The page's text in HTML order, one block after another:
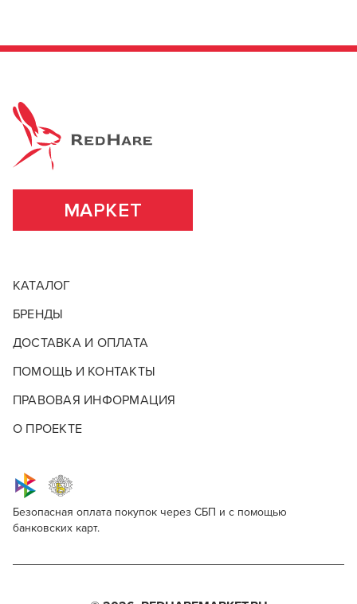
МАРКЕТ
КАТАЛОГ
БРЕНДЫ
ДОСТАВКА И ОПЛАТА
ПОМОЩЬ И КОНТАКТЫ
ПРАВОВАЯ ИНФОРМАЦИЯ
О ПРОЕКТЕ
Безопасная оплата покупок через СБП и с помощью
банковских карт.